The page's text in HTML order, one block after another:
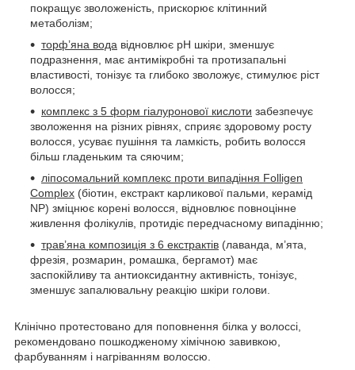
покращує зволоженість, прискорює клітинний
метаболізм;
торф’яна вода відновлює pH шкіри, зменшує
подразнення, має антимікробні та протизапальні
властивості, тонізує та глибоко зволожує, стимулює ріст
волосся;
комплекс з 5 форм гіалуронової кислоти забезпечує
зволоження на різних рівнях, сприяє здоровому росту
волосся, усуває пушіння та ламкість, робить волосся
більш гладеньким та сяючим;
ліпосомальний комплекс проти випадіння Folligen
Complex (біотин, екстракт карликової пальми, керамід
NP) зміцнює корені волосся, відновлює повноцінне
живлення фолікулів, протидіє передчасному випадінню;
трав’яна композиція з 6 екстрактів (лаванда, м’ята,
фрезія, розмарин, ромашка, бергамот) має
заспокійливу та антиоксидантну активність, тонізує,
зменшує запалювальну реакцію шкіри голови.
Клінічно протестовано для поповнення білка у волоссі,
рекомендовано пошкодженому хімічною завивкою,
фарбуванням і нагріванням волоссю.